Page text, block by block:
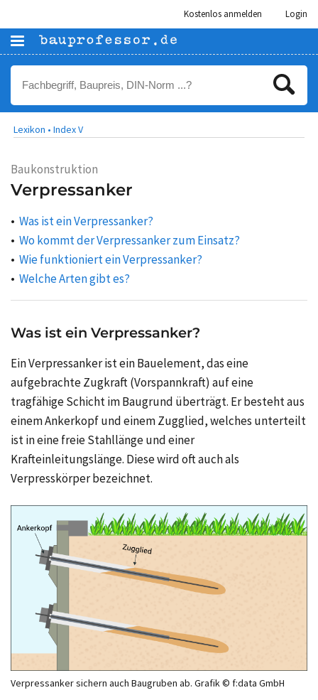
Kostenlos anmelden Login
Lexikon • Index V
Baukonstruktion
Verpressanker
Was ist ein Verpressanker?
Wo kommt der Verpressanker zum Einsatz?
Wie funktioniert ein Verpressanker?
Welche Arten gibt es?
Was ist ein Verpressanker?
Ein Verpressanker ist ein Bauelement, das eine
aufgebrachte Zugkraft (Vorspannkraft) auf eine
tragfähige Schicht im Baugrund überträgt. Er besteht aus
einem Ankerkopf und einem Zugglied, welches unterteilt
ist in eine freie Stahllänge und einer
Krafteinleitungslänge. Diese wird oft auch als
Verpresskörper bezeichnet.
Verpressanker sichern auch Baugruben ab. Grafik © f:data GmbH